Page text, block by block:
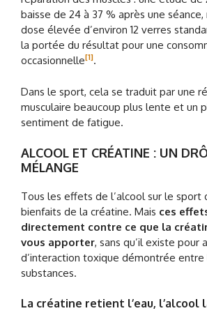
baisse de 24 à 37 % après une séance,
dose élevée d’environ 12 verres
la portée du résultat pour une
occasionnelle[1].
Dans le sport, cela se traduit par une
musculaire beaucoup plus lente et un
sentiment de fatigue.
ALCOOL ET CRÉATINE : UN
MÉLANGE
Tous les effets de l’alcool sur le sport
bienfaits de la créatine. Mais ces
directement contre ce que la
vous apporter, sans qu’il existe pour
d’interaction toxique démontrée entre
substances.
La créatine retient l’eau,